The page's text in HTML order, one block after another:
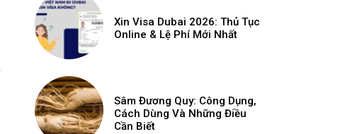
Xin Visa Dubai 2026: Thủ Tục
Online & Lệ Phí Mới Nhất
Sâm Đương Quy: Công Dụng,
Cách Dùng Và Những Điều
Cần Biết